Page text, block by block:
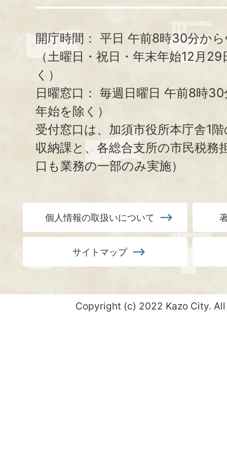
開庁時間： 平日 午前8時30分か
（土曜日・祝日・年末年始12月
く）
日曜窓口： 毎週日曜日 午前8時
年始を除く）
受付窓口は、加須市役所本庁舎1
収納課と、 各総合支所の市民税務
口も業務の一部のみ実施）
個人情報の取扱いについて
サイトマップ
Copyright (c) 2022 Kazo City.